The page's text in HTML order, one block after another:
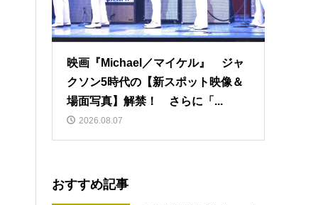
映画『Michael／マイケル』 ジャ
クソン5時代の【新スポット映像＆
場面写真】解禁！ さらに「...
2026.08.07
おすすめ記事